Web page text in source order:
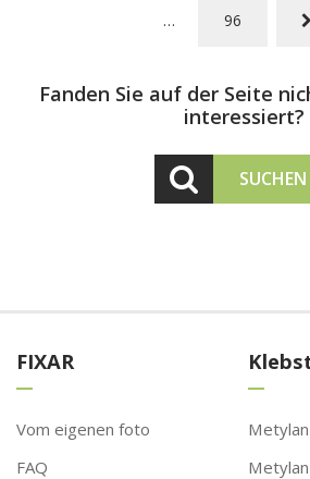
… 96
Fanden Sie auf der Seite
interessiert?
SUCHEN
FIXAR
Vom eigenen foto
FAQ